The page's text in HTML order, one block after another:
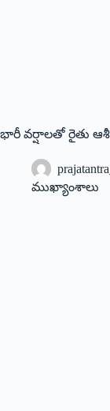
భారీ వర్షాలతో రైతు
ముఖ్యాంశాలు